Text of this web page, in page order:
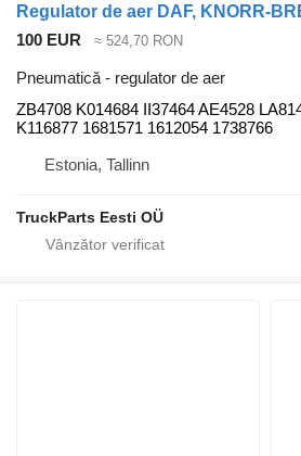
100 EUR ≈ 524,70 RON
Pneumatică - regulator de aer
ZB4708 K014684 II37464 AE4528
K116877 1681571 1612054 1738766
Estonia, Tallinn
TruckParts Eesti OÜ